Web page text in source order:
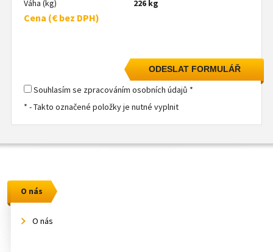
Váha (kg)
226 kg
Cena (€ bez DPH)
Souhlasím se zpracováním osobních údajů *
* - Takto označené položky je nutné vyplnit
O nás
O nás